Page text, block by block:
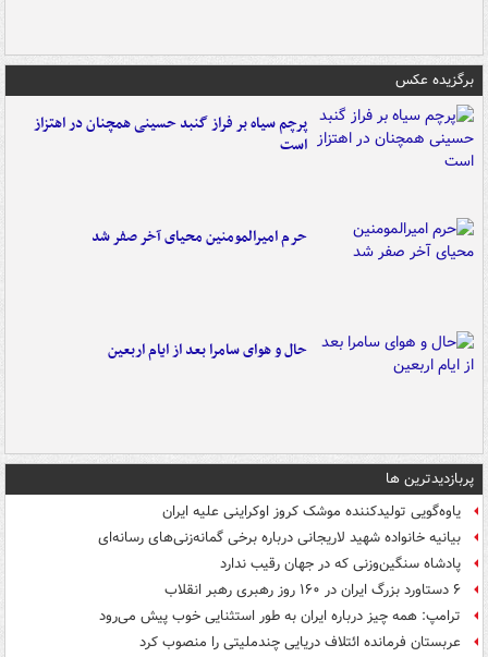
برگزیده عکس
پرچم سیاه بر فراز گنبد حسینی همچنان در اهتزاز
است
حرم امیرالمومنین محیای آخر صفر شد
حال و هوای سامرا بعد از ایام اربعین
پربازدیدترین ها
یاوه‌گویی تولیدکننده موشک کروز اوکراینی علیه ایران
بیانیه خانواده شهید لاریجانی درباره برخی گمانه‌زنی‌های رسانه‌ای
پادشاه سنگین‌وزنی که در جهان رقیب ندارد
۶ دستاورد بزرگ ایران در ۱۶۰ روز رهبری رهبر انقلاب
ترامپ: همه چیز درباره ایران به طور استثنایی خوب پیش می‌رود
عربستان فرمانده ائتلاف دریایی چندملیتی را منصوب کرد